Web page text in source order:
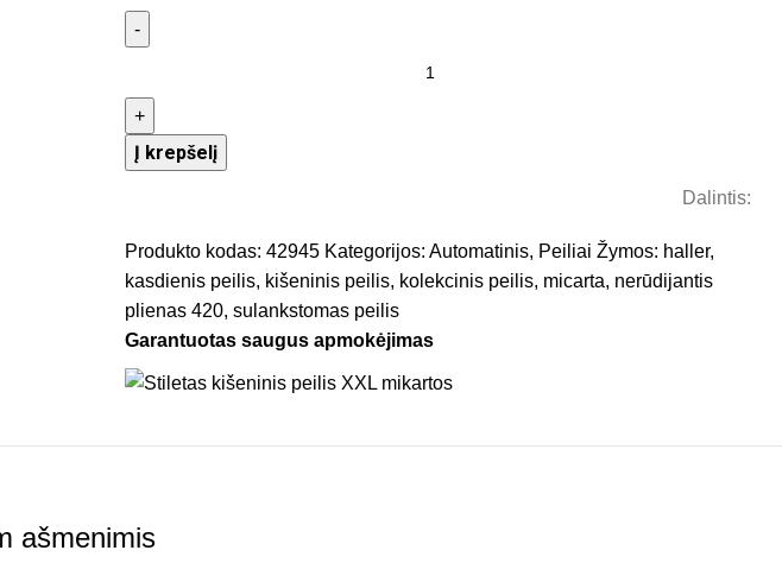
Į krepšelį
Dalintis:
Produkto kodas:42945 Kategorijos: Automatinis, Peiliai Žymos: haller,
kasdienis peilis, kišeninis peilis, kolekcinis peilis, micarta, nerūdijantis
plienas 420, sulankstomas peilis
Garantuotas saugus apmokėjimas
ašmenimis